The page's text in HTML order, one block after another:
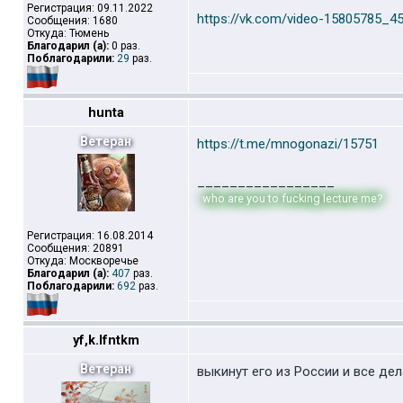
Регистрация: 09.11.2022
Сообщения: 1680
Откуда: Тюмень
Благодарил (а): 0 раз.
Поблагодарили: 29 раз.
https://vk.com/video-
hunta
Ветеран
Регистрация: 16.08.2014
Сообщения: 20891
Откуда: Москворечье
Благодарил (а): 407 раз.
Поблагодарили: 692 раз.
https://t.me/mnogonazi/15751
who are you to fucking lecture me?
yf,k.lfntkm
Ветеран выкинут его из России и все